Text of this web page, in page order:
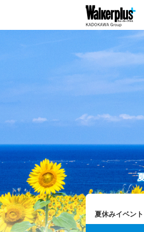
夏休みイベン